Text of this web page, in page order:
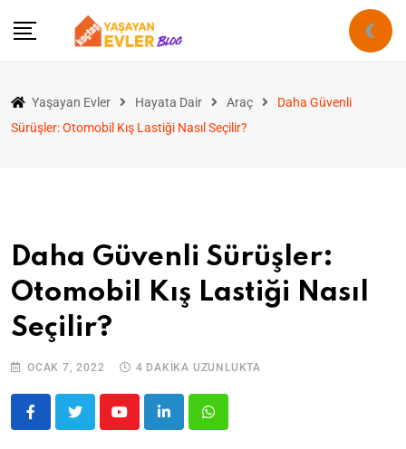
Yaşayan Evler Hayata Dair Araç
Daha Güvenli
Sürüşler: Otomobil Kış Lastiği Nasıl Seçilir?
Daha Güvenli Sürüşler:
Otomobil Kış Lastiği Nasıl
Seçilir?
OCAK 7, 2022 4 DAKIKA UZUNLUKTA